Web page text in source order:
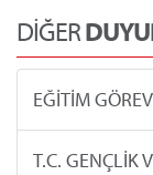
DİĞER
EĞİTİM
T.C. GENÇLİK